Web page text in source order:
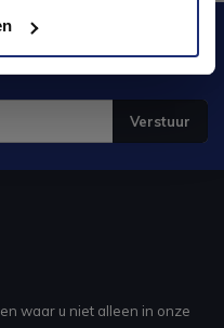
nieuws en
Verstuur
waar u niet alleen in onze